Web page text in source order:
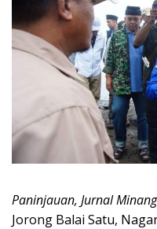
Paninjauan, Jurnal
Jorong Balai Satu,